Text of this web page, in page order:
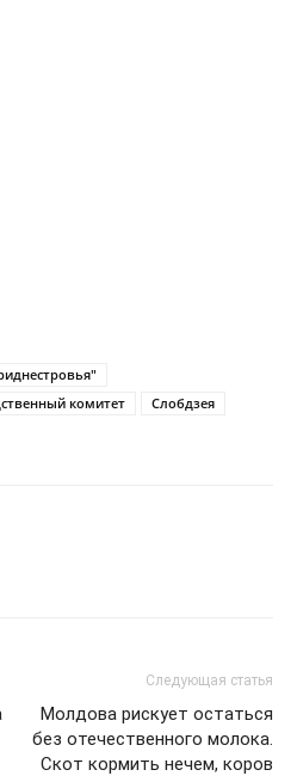
комитет
Слобдзея
Следующая статья
Молдова рискует остаться
без отечественного молока.
Скот кормить нечем, коров